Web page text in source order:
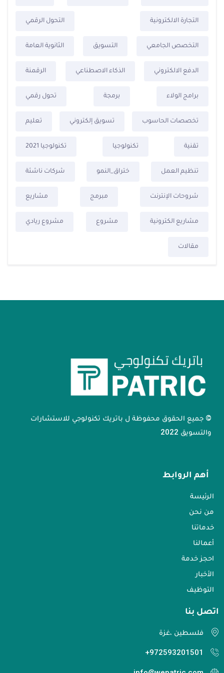
التجارة الالكترونية التحول الرقمي
التخصص الجامعي التسويق الثانوية العامة
الدفع الالكتروني الذكاء الاصطناعي الرقمنة
برامج الولاء برمجة تحول رقمي
تخصصات الحاسوب تسويق إلكتروني تعليم
تقنية تكنولوجيا تكنولوجيا 2021
تنظيم العمل ختراق_النمو شركات ناشئة
شروحات الإنترنت مبرمج مشاريع
مشاريع الكترونية مشروع مشروع ريادي
مقالات
© جميع الحقوق محفوظة ل باتريك تكنولوجي للاستشارات
والتسويق 2022
أهم الروابط
الرئيسة
من نحن
خدماتنا
أعمالنا
احجز خدمة
الأخبار
التوظيف
اتصل بنا​
فلسطين ،غزة
972593201501+